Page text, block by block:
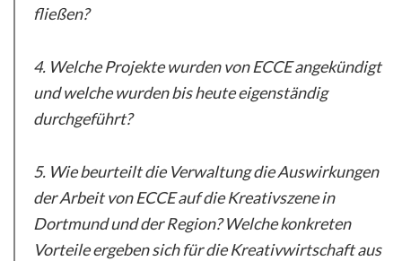
fließen?
4. Welche Projekte wurden von ECCE angekündigt
und welche wurden bis heute eigenständig
durchgeführt?
5. Wie beurteilt die Verwaltung die Auswirkungen
der Arbeit von ECCE auf die Kreativszene in
Dortmund und der Region? Welche konkreten
Vorteile ergeben sich für die Kreativwirtschaft aus